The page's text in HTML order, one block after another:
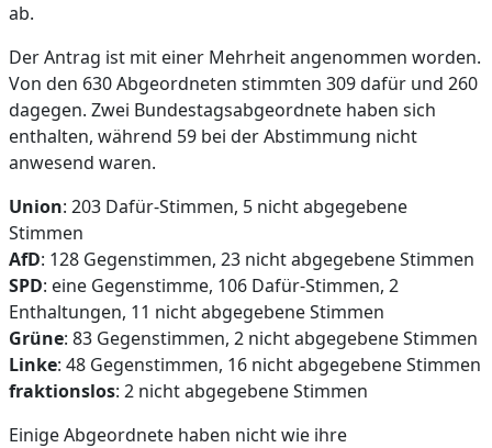
ab.
Der Antrag ist mit einer Mehrheit angenommen worden.
Von den 630 Abgeordneten stimmten 309 dafür und 260
dagegen. Zwei Bundestagsabgeordnete haben sich
enthalten, während 59 bei der Abstimmung nicht
anwesend waren.
Union: 203 Dafür-Stimmen, 5 nicht abgegebene
Stimmen
AfD: 128 Gegenstimmen, 23 nicht abgegebene Stimmen
SPD: eine Gegenstimme, 106 Dafür-Stimmen, 2
Enthaltungen, 11 nicht abgegebene Stimmen
Grüne: 83 Gegenstimmen, 2 nicht abgegebene Stimmen
Linke: 48 Gegenstimmen, 16 nicht abgegebene Stimmen
fraktionslos: 2 nicht abgegebene Stimmen
Einige Abgeordnete haben nicht wie ihre